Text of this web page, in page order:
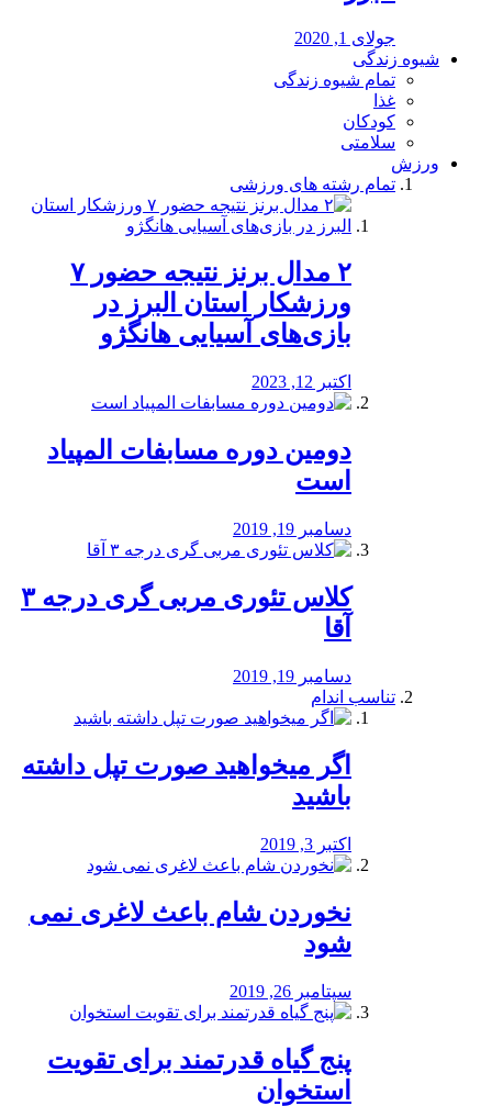
جولای 1, 2020
شیوه زندگی
تمام شیوه زندگی
غذا
کودکان
سلامتی
ورزش
تمام رشته های ورزشی
۲ مدال برنز نتیجه حضور ۷
ورزشکار استان البرز در
بازی‌های آسیایی هانگژو
اکتبر 12, 2023
دومین دوره مسابفات المپیاد
است
دسامبر 19, 2019
کلاس تئوری مربی گری درجه ۳
آقا
دسامبر 19, 2019
تناسب اندام
اگر میخواهید صورت تپل داشته
باشید
اکتبر 3, 2019
نخوردن شام باعث لاغری نمی
‌شود
سپتامبر 26, 2019
پنج گیاه قدرتمند برای تقویت
استخوان